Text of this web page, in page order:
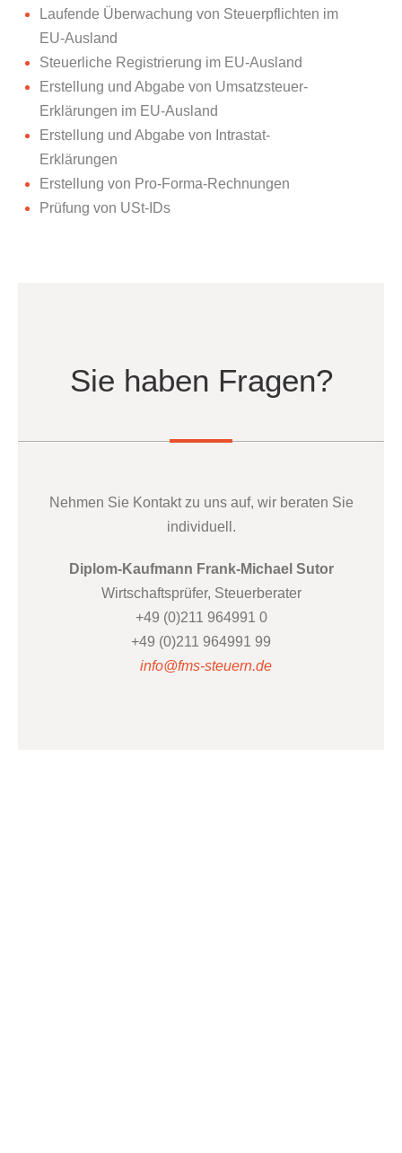
Laufende Überwachung von Steuerpflichten im
EU-Ausland
Steuerliche Registrierung im EU-Ausland
Erstellung und Abgabe von Umsatzsteuer-
Erklärungen im EU-Ausland
Erstellung und Abgabe von Intrastat-
Erklärungen
Erstellung von Pro-Forma-Rechnungen
Prüfung von USt-IDs
Sie haben Fragen?
Nehmen Sie Kontakt zu uns auf, wir beraten Sie
individuell.
Diplom-Kaufmann Frank-Michael Sutor
Wirtschaftsprüfer, Steuerberater
+49 (0)211 964991 0
+49 (0)211 964991 99
info@fms-steuern.de